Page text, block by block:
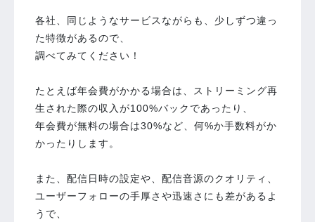
各社、同じようなサービスながらも、少しずつ違っ
た特徴があるので、
調べてみてください！
たとえば年会費がかかる場合は、ストリーミング再
生された際の収入が100%バックであったり、
年会費が無料の場合は30%など、何%か手数料がか
かったりします。
また、配信日時の設定や、配信音源のクオリティ、
ユーザーフォローの手厚さや迅速さにも差があるよ
うで、